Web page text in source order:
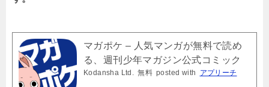
マガポケ – 人気マンガが無料で読め
る、週刊少年マガジン公式コミック
アプリ「マガジンポケット」
Kodansha Ltd. 無料 posted with アプリーチ